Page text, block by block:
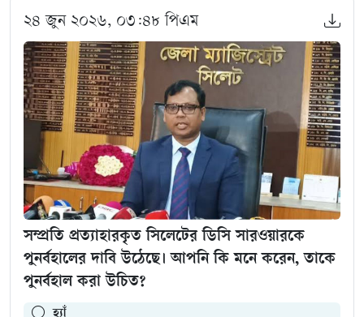
২৪ জুন ২০২৬, ০৩:৪৮ পিএম
সম্প্রতি প্রত্যাহারকৃত সিলেটের ডিসি সারওয়ারকে
পুনর্বহালের দাবি উঠেছে। আপনি কি মনে করেন, তাকে
পুনর্বহাল করা উচিত?
হ্যাঁ